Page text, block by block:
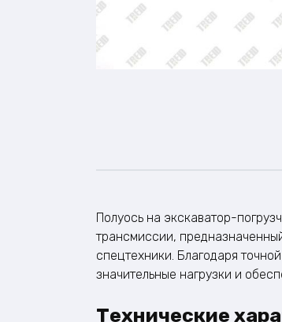
Полуось на экскаватор-
трансмиссии,
спецтехники. Благодаря
значительные нагрузки и
Технические